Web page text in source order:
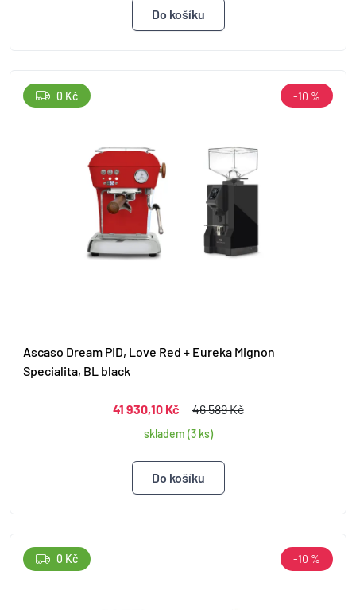
Ascaso Dream PID, Love Red + Eureka Mignon
Specialita, BL black
41 930,10 Kč 46 589 Kč
skladem (3 ks)
0 Kč -10 %
0 Kč -10 %